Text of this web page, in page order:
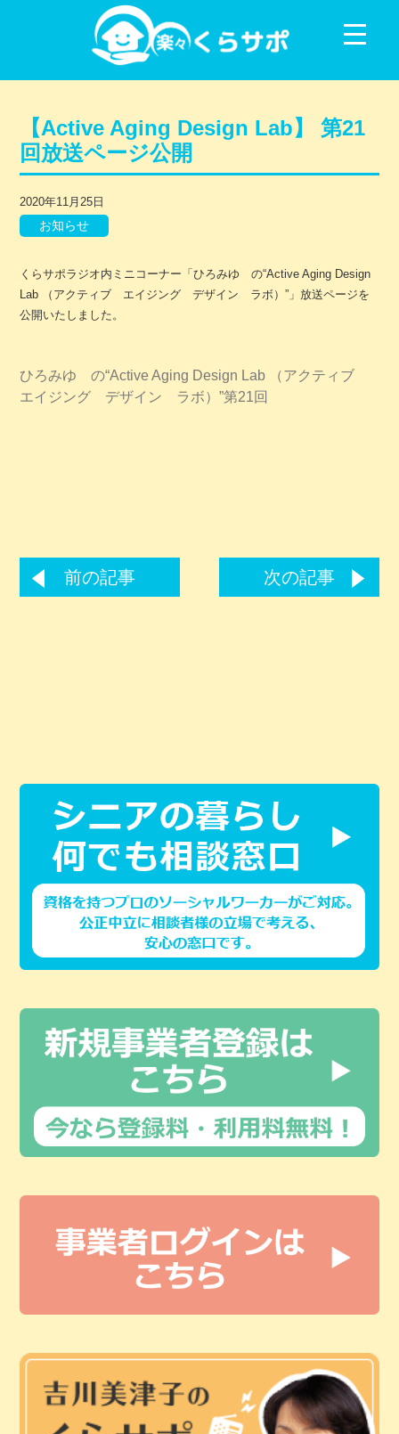
コンテンツに移動
【Active Aging Design Lab】 第21
回放送ページ公開
2020年11月25日
お知らせ
くらサポラジオ内ミニコーナー「ひろみゆ の“Active Aging Design
Lab （アクティブ エイジング デザイン ラボ）”」放送ページを
公開いたしました。
ひろみゆ の“Active Aging Design Lab （アクティブ
エイジング デザイン ラボ）”第21回
前の記事 次の記事